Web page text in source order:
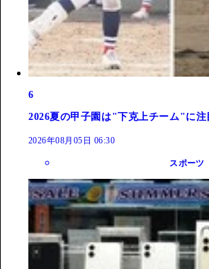
6
2026夏の甲子園は"下克上チーム"に注
2026年08月05日 06:30
スポーツ